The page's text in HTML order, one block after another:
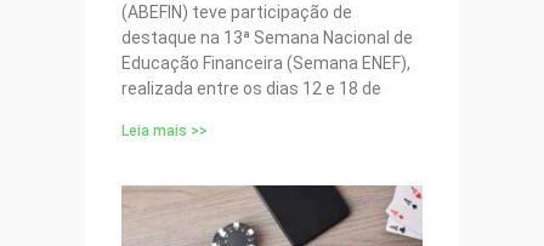
(ABEFIN) teve participação de
destaque na 13ª Semana Nacional de
Educação Financeira (Semana ENEF),
realizada entre os dias 12 e 18 de
Leia mais >>